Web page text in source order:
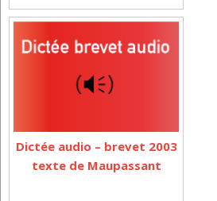
Dictée audio – brevet 2003
texte de Maupassant